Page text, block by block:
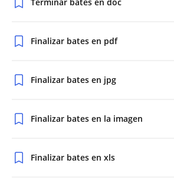
Finalizar bates en pdf
Finalizar bates en jpg
Finalizar bates en la imagen
Finalizar bates en xls